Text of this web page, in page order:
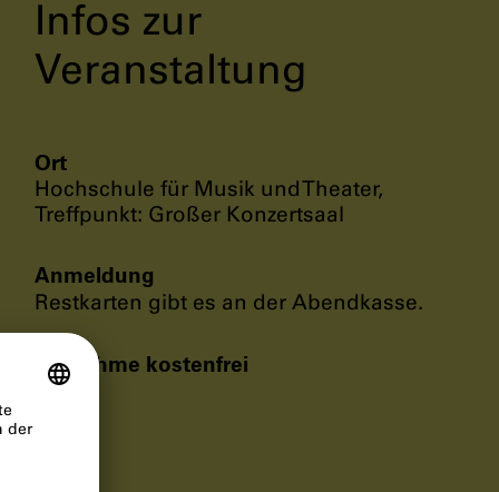
Infos zur
Veranstaltung
Ort
Hochschule für Musik und Theater,
Treffpunkt: Großer Konzertsaal
Anmeldung
Restkarten gibt es an der Abendkasse.
Teilnahme kostenfrei